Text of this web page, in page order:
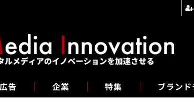
広告 企業 特集 ブラン
フ